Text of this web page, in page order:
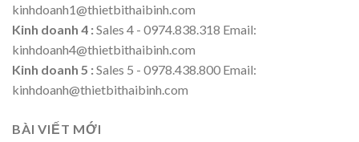
kinhdoanh1@thietbithaibinh.com
Kinh doanh 4 :Sales 4 - 0974.838.318 Email:
kinhdoanh4@thietbithaibinh.com
Kinh doanh 5 :Sales 5 - 0978.438.800 Email:
kinhdoanh@thietbithaibinh.com
BÀI VIẾT MỚI